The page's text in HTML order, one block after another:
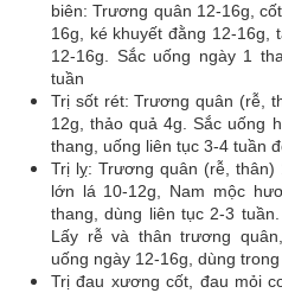
biên: Trương quân 12-16g,
16g, ké khuyết đằng 12-16g,
12-16g. Sắc uống ngày 1
tuần
Trị sốt rét: Trương quân (rễ,
12g, thảo quả 4g. Sắc uống
thang, uống liên tục 3-4 tuần
Trị lỵ: Trương quân (rễ,
lớn lá 10-12g, Nam mộc
thang, dùng liên tục 2-3
Lấy rễ và thân trương
uống ngày 12-16g, dùng
Trị đau xương cốt, đau mỏi